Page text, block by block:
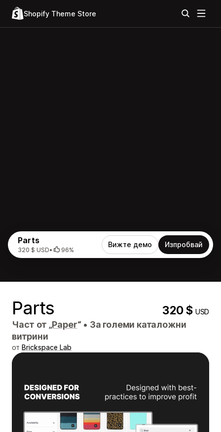
Shopify Theme Store
Parts
320 $ USD• 96%
Вижте демо Изпробвай
Parts 320 $USD
Част от „Paper“ • За големи каталожни
витрини
от Brickspace Lab